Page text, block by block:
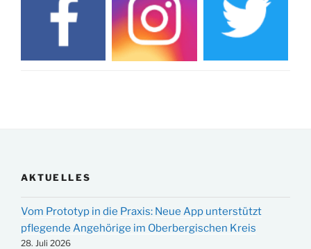
AKTUELLES
Vom Prototyp in die Praxis: Neue App unterstützt
pflegende Angehörige im Oberbergischen Kreis
28. Juli 2026